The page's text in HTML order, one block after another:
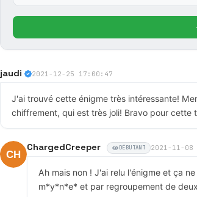
jaudi 2021-12-25 17:00:47
J'ai trouvé cette énigme très intéressante!
chiffrement, qui est très joli! Bravo pour cette
ChargedCreeper DÉBUTANT 2021-11-
Ah mais non ! J'ai relu l'énigme et ça
m*y*n*e* et par regroupement de